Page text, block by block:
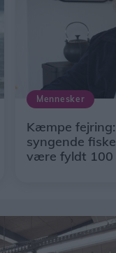
Mennesker
Kæmpe
syngende
være fyldt 100